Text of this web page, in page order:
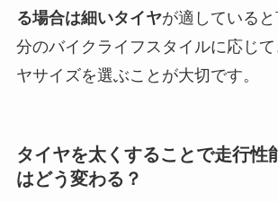
る場合は細いタイヤが適している
分のバイクライフスタイルに応じ
ヤサイズを選ぶことが大切です。
タイヤを太くすることで走行性
はどう変わる？